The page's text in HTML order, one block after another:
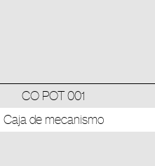
CO POT 001
Caja de mecanismo